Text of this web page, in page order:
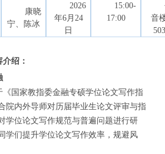
康晓
宁、陈冰
2026
年6月 24
日
15:00-
17:00
音
503
介绍：
《国家教指委金融专硕学位论文写作指
院内外导师对历届毕业生论文评审与指
学位论文写作规范与普遍问题进行研
学们提升学位论文写作效率，规避风